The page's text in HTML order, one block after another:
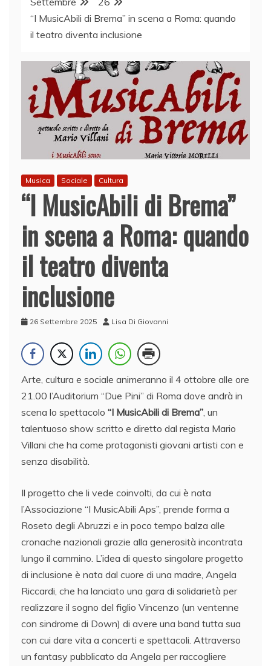
“I MusicAbili di Brema” in scena a Roma: quando
il teatro diventa inclusione
Musica Sociale Cultura
“I MusicAbili di Brema”
in scena a Roma: quando
il teatro diventa
inclusione
26 Settembre 2025 Lisa Di Giovanni
Arte, cultura e sociale animeranno il 4 ottobre alle ore
21.00 l’Auditorium “Due Pini” di Roma dove andrà in
scena lo spettacolo “I MusicAbili di Brema”, un
talentuoso show scritto e diretto dal regista Mario
Villani che ha come protagonisti giovani artisti con e
senza disabilità.
Il progetto che li vede coinvolti, da cui è nata
l’Associazione “I MusicAbili Aps”, prende forma a
Roseto degli Abruzzi e in poco tempo balza alle
cronache nazionali grazie alla generosità incontrata
lungo il cammino. L’idea di questo singolare progetto
di inclusione è nata dal cuore di una madre, Angela
Riccardi, che ha lanciato una gara di solidarietà per
realizzare il sogno del figlio Vincenzo (un ventenne
con sindrome di Down) di avere una band tutta sua
con cui dare vita a concerti e spettacoli. Attraverso
un fantasy pubblicato da Angela per raccogliere